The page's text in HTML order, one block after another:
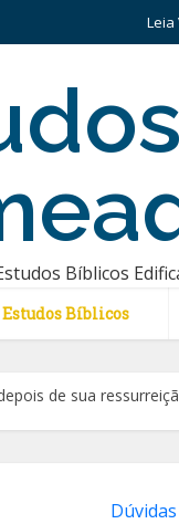
Leia
Bíblicos
Estudos Bíblicos
de sua